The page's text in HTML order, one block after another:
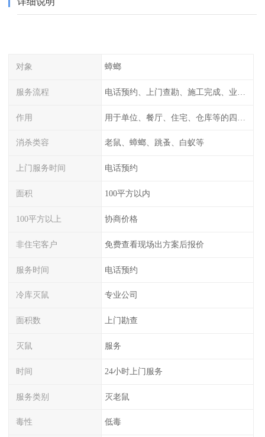
对象 蟑螂
服务流程
作用
消杀类容 老鼠、蟑螂、跳蚤、白蚁等
上门服务时间 电话预约
面积 100平方以内
100平方以上 协商价格
非住宅客户 免费查看现场出方案后报价
服务时间 电话预约
冷库灭鼠 专业公司
面积数 上门勘查
灭鼠 服务
时间 24小时上门服务
服务类别 灭老鼠
毒性 低毒